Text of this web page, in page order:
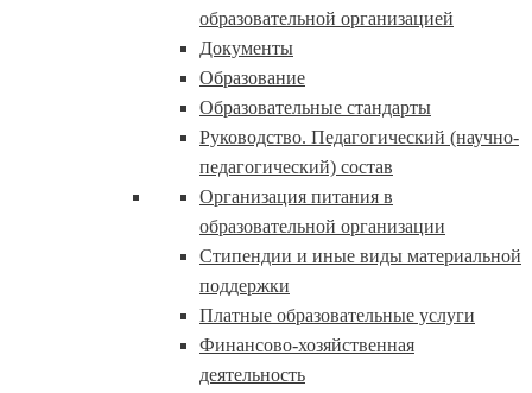
образовательной организацией
Документы
Образование
Образовательные стандарты
Руководство. Педагогический (научно-
педагогический) состав
Организация питания в
образовательной организации
Стипендии и иные виды материальной
поддержки
Платные образовательные услуги
Финансово-хозяйственная
деятельность